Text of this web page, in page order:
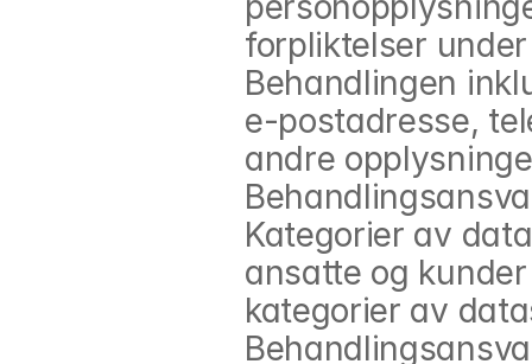
forpliktelser
Behandlingen
e-postadresse,
andre
Kategorier av
ansatte og
kategorier av